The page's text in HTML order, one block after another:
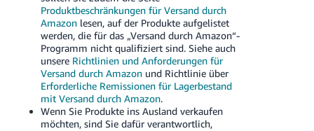
Produktbeschränkungen für Versand durch
Amazonlesen, auf der Produkte aufgelistet
werden, die für das „Versand durch Amazon“-
Programm nicht qualifiziert sind. Siehe auch
unsere Richtlinien und Anforderungen für
Versand durch Amazonund Richtlinie über
Erforderliche Remissionen für Lagerbestand
mit Versand durch Amazon.
Wenn Sie Produkte ins Ausland verkaufen
möchten, sind Sie dafür verantwortlich,